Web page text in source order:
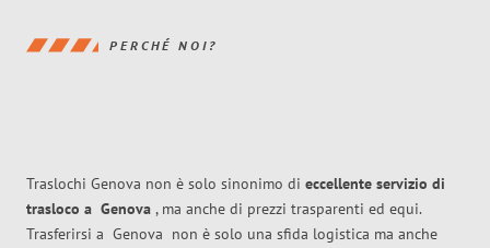
PERCHÉ NOI?
Traslochi Genova non è solo sinonimo di eccellente servizio di
trasloco a Genova , ma anche di prezzi trasparenti ed equi.
Trasferirsi a Genova non è solo una sfida logistica ma anche